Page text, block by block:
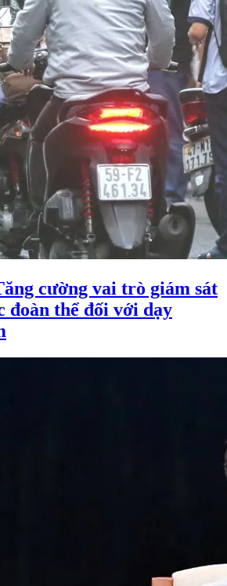
cường vai trò giám sát
đoàn thể đối với dạy